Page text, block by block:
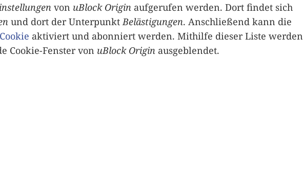
von uBlock Origin aufgerufen werden. Dort findet sich
und dort der UnterpunktBelästigungen. Anschließend kann die
aktiviert und abonniert werden. Mithilfe dieser Liste werden
Cookie-Fenster von uBlock Origin ausgeblendet.